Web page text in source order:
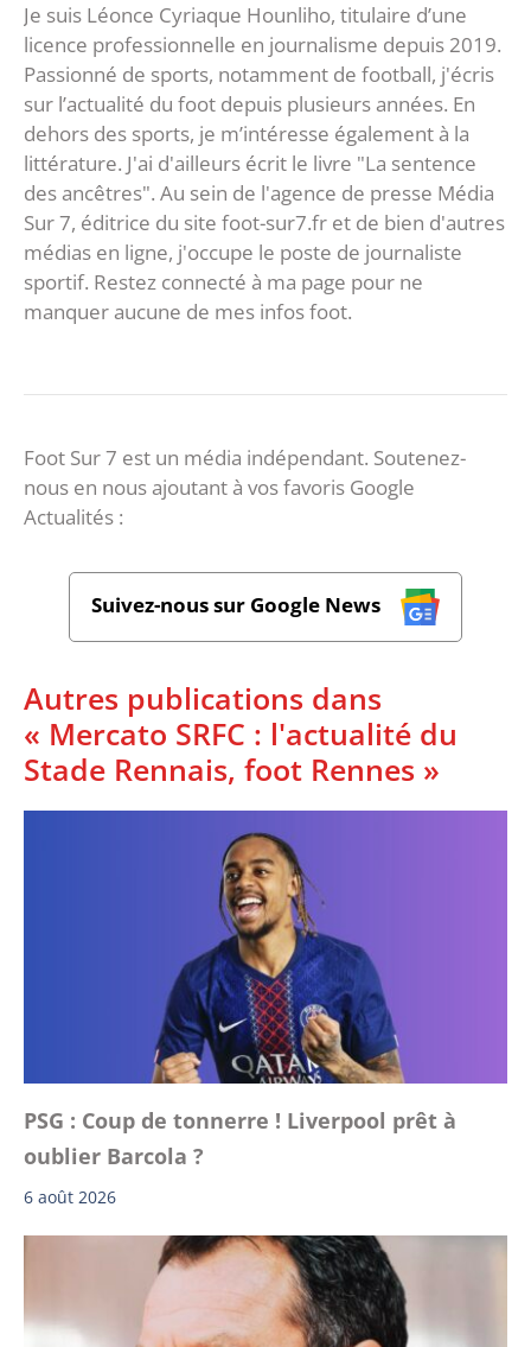
Je suis Léonce Cyriaque Hounliho, titulaire d’une
licence professionnelle en journalisme depuis 2019.
Passionné de sports, notamment de football, j'écris
sur l’actualité du foot depuis plusieurs années. En
dehors des sports, je m’intéresse également à la
littérature. J'ai d'ailleurs écrit le livre "La sentence
des ancêtres". Au sein de l'agence de presse Média
Sur 7, éditrice du site foot-sur7.fr et de bien d'autres
médias en ligne, j'occupe le poste de journaliste
sportif. Restez connecté à ma page pour ne
manquer aucune de mes infos foot.
Foot Sur 7 est un média indépendant. Soutenez-
nous en nous ajoutant à vos favoris Google
Actualités :
Suivez-nous sur Google News
Autres publications dans
« Mercato SRFC : l'actualité du
Stade Rennais, foot Rennes »
PSG : Coup de tonnerre ! Liverpool prêt à
oublier Barcola ?
6 août 2026